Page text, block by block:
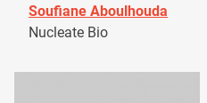
Soufiane Aboulhouda
Nucleate Bio